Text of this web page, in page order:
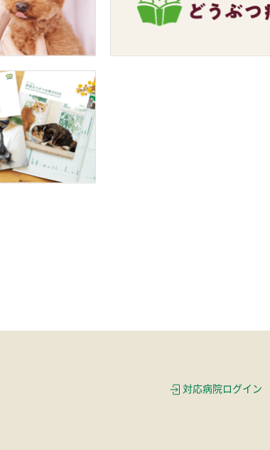
対応病院ログイン